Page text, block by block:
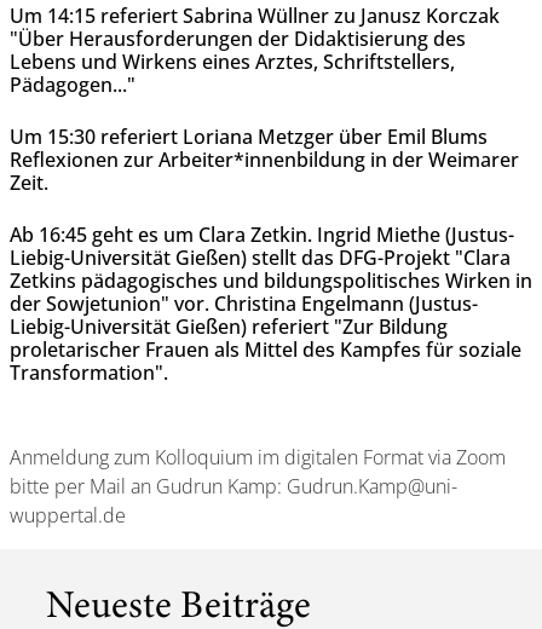
Um 14:15 referiert Sabrina Wüllner zu Janusz Korczak
"Über Herausforderungen der Didaktisierung des
Lebens und Wirkens eines Arztes, Schriftstellers,
Pädagogen..."
Um 15:30 referiert Loriana Metzger über Emil Blums
Reflexionen zur Arbeiter*innenbildung in der Weimarer
Zeit.
Ab 16:45 geht es um Clara Zetkin. Ingrid Miethe (Justus-
Liebig-Universität Gießen) stellt das DFG-Projekt "Clara
Zetkins pädagogisches und bildungspolitisches Wirken in
der Sowjetunion" vor. Christina Engelmann (Justus-
Liebig-Universität Gießen) referiert "Zur Bildung
proletarischer Frauen als Mittel des Kampfes für soziale
Transformation".
Anmeldung zum Kolloquium im digitalen Format via Zoom
bitte per Mail an Gudrun Kamp: Gudrun.Kamp@uni-
wuppertal.de
Neueste Beiträge